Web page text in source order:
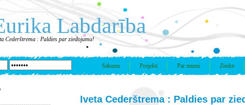
Labdarība
Cederštrema : Paldies par ziedojumu!
Sākums Projekti Par mums Ziedot
Iveta Cederštrema : Paldies par